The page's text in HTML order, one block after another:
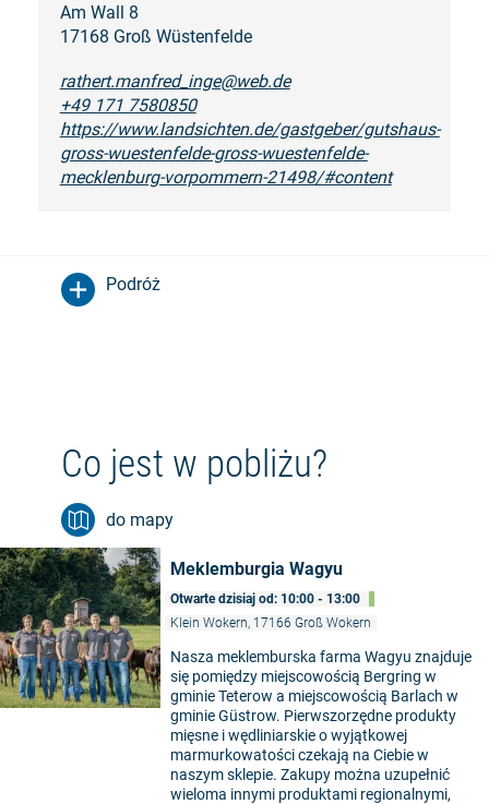
Am Wall 8
17168 Groß Wüstenfelde
rathert.manfred_inge@web.de
+49 171 7580850
https://www.landsichten.de/gastgeber/gutshaus-
gross-wuestenfelde-gross-wuestenfelde-
mecklenburg-vorpommern-21498/#content
Podróż
Co jest w pobliżu?
do mapy
Meklemburgia Wagyu
Otwarte dzisiaj od: 10:00 - 13:00
Klein Wokern, 17166 Groß Wokern
Nasza meklemburska farma Wagyu znajduje
się pomiędzy miejscowością Bergring w
gminie Teterow a miejscowością Barlach w
gminie Güstrow. Pierwszorzędne produkty
mięsne i wędliniarskie o wyjątkowej
marmurkowatości czekają na Ciebie w
naszym sklepie. Zakupy można uzupełnić
wieloma innymi produktami regionalnymi,